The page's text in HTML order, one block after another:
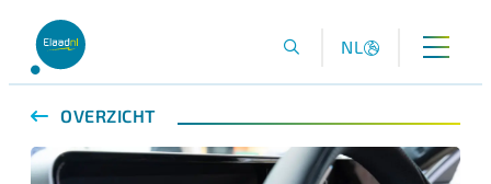
NL
OVERZICHT